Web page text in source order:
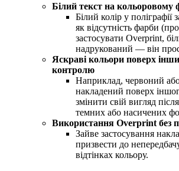
Білий текст на кольоровому
Білий колір у поліграфії
як відсутність фарби
застосувати Overprint,
надрукований — він
Яскраві кольори поверх
контролю
Наприклад, червоний
накладений поверх
змінити свій вигляд
темних або насичених
Використання Overprint без
Зайве застосування
призвести до
відтінках кольору.